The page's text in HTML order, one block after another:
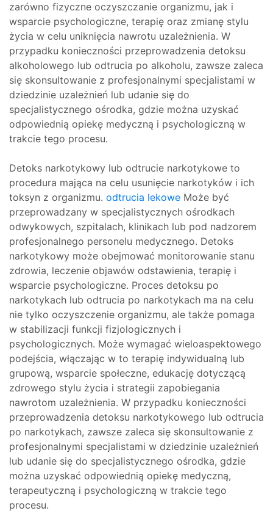
zarówno fizyczne oczyszczanie organizmu, jak i
wsparcie psychologiczne, terapię oraz zmianę stylu
życia w celu uniknięcia nawrotu uzależnienia. W
przypadku konieczności przeprowadzenia detoksu
alkoholowego lub odtrucia po alkoholu, zawsze zaleca
się skonsultowanie z profesjonalnymi specjalistami w
dziedzinie uzależnień lub udanie się do
specjalistycznego ośrodka, gdzie można uzyskać
odpowiednią opiekę medyczną i psychologiczną w
trakcie tego procesu.
Detoks narkotykowy lub odtrucie narkotykowe to
procedura mająca na celu usunięcie narkotyków i ich
toksyn z organizmu. odtrucia lekowe Może być
przeprowadzany w specjalistycznych ośrodkach
odwykowych, szpitalach, klinikach lub pod nadzorem
profesjonalnego personelu medycznego. Detoks
narkotykowy może obejmować monitorowanie stanu
zdrowia, leczenie objawów odstawienia, terapię i
wsparcie psychologiczne. Proces detoksu po
narkotykach lub odtrucia po narkotykach ma na celu
nie tylko oczyszczenie organizmu, ale także pomaga
w stabilizacji funkcji fizjologicznych i
psychologicznych. Może wymagać wieloaspektowego
podejścia, włączając w to terapię indywidualną lub
grupową, wsparcie społeczne, edukację dotyczącą
zdrowego stylu życia i strategii zapobiegania
nawrotom uzależnienia. W przypadku konieczności
przeprowadzenia detoksu narkotykowego lub odtrucia
po narkotykach, zawsze zaleca się skonsultowanie z
profesjonalnymi specjalistami w dziedzinie uzależnień
lub udanie się do specjalistycznego ośrodka, gdzie
można uzyskać odpowiednią opiekę medyczną,
terapeutyczną i psychologiczną w trakcie tego
procesu.